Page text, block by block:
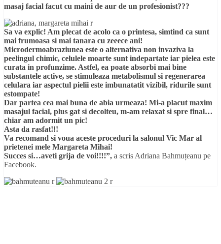
masaj facial facut cu maini de aur de un profesionist???
Sa va explic! Am plecat de acolo ca o printesa, simtind ca sunt
mai frumoasa si mai tanara cu zeeece ani!
Microdermoabraziunea este o alternativa non invaziva la
peelingul chimic, celulele moarte sunt indepartate iar pielea este
curata in profunzime. Astfel, ea poate absorbi mai bine
substantele active, se stimuleaza metabolismul si regenerarea
celulara iar aspectul pielii este imbunatatit vizibil, ridurile sunt
estompate!
Dar partea cea mai buna de abia urmeaza! Mi-a placut maxim
masajul facial, plus gat si decolteu, m-am relaxat si spre final…
chiar am adormit un pic!
Asta da rasfat!!!
Va recomand si voua aceste proceduri la salonul Vic Mar al
prietenei mele Margareta Mihai!
Succes si…aveti grija de voi!!!!”, a scris Adriana Bahmuțeanu pe
Facebook.